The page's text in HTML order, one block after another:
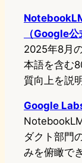
（Google公
2025年8月
本語を含む
質向上を説
Google
ダクト部門
みを俯瞰で